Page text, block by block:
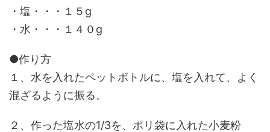
・塩・・・１５g
・水・・・１４０g
●作り方
１、水を入れたペットボトルに、塩を入れて、よく
混ざるように振る。
２、作った塩水の1/3を、ポリ袋に入れた小麦粉